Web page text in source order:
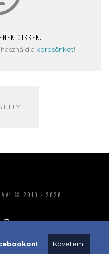
CIKKEK.
a keresőnket!
HELYE
© 2019 - 2026
MÉDIAAJÁNLAT
Követem!